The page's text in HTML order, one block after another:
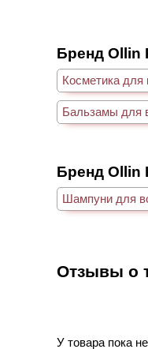
Бренд Ollin
Косметика для
Бальзамы для
Бренд Ollin
Шампуни для
Отзывы о
У товара пока